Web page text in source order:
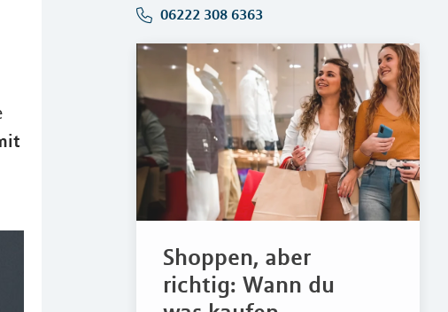
06222 308 6363
Shoppen, aber
richtig: Wann du